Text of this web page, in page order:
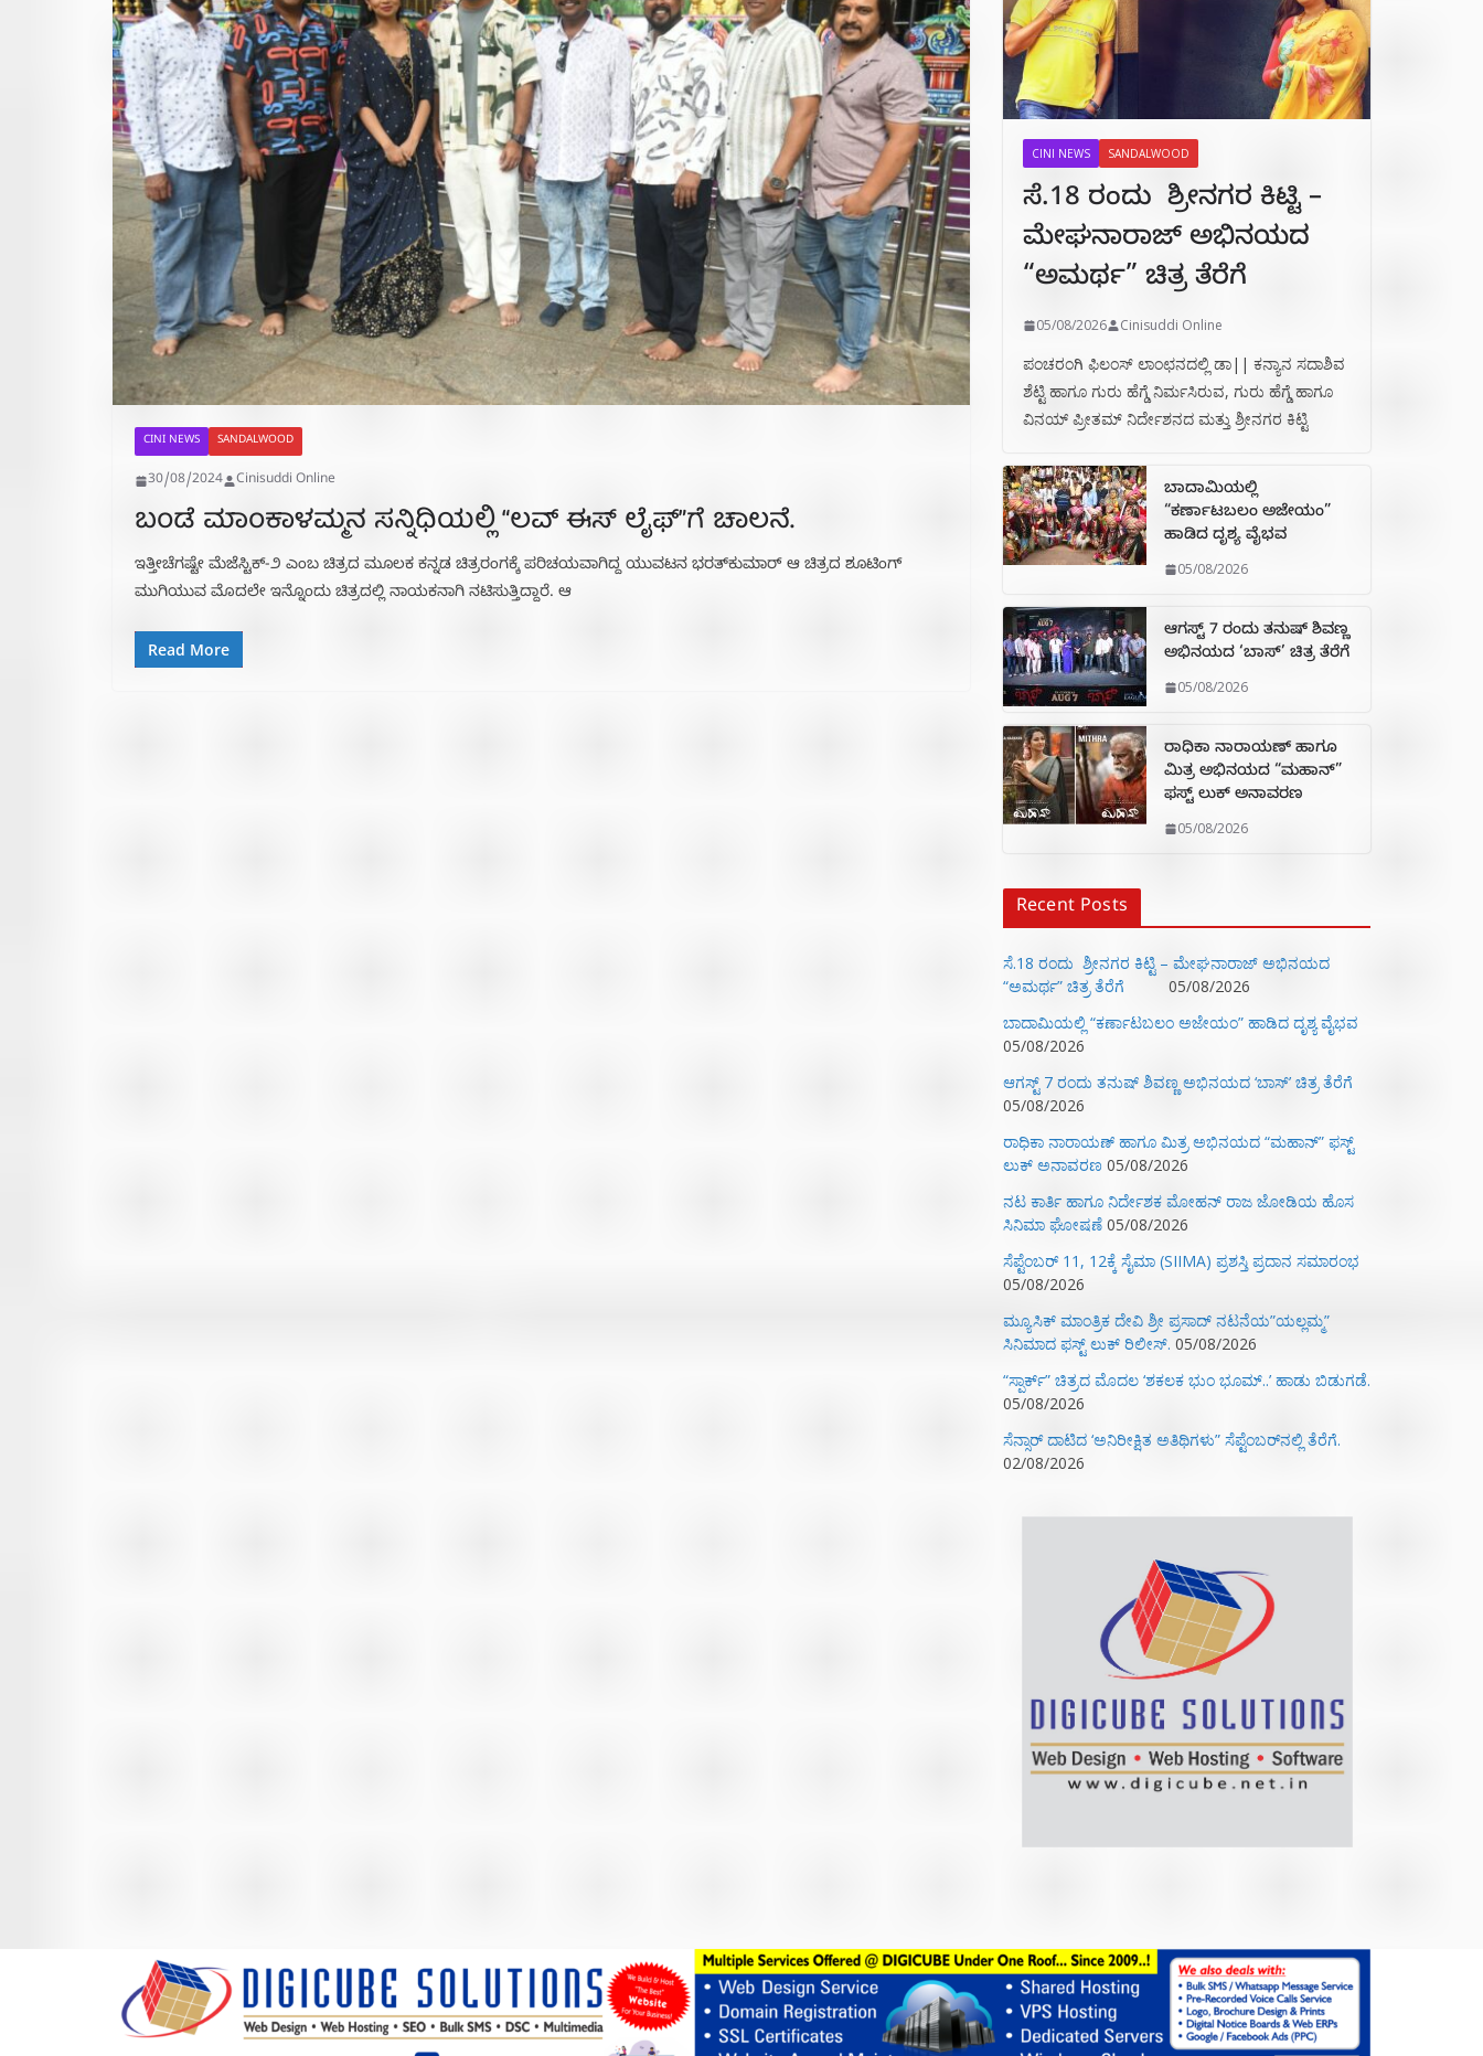
CINI NEWS SANDALWOOD
30/08/2024 Cinisuddi Online
ಬಂಡೆ ಮಾಂಕಾಳಮ್ಮ‌ನ ಸನ್ನಿಧಿಯಲ್ಲಿ “ಲವ್ ಈಸ್ ಲೈಫ್”ಗೆ ಚಾಲನೆ.
ಇತ್ತೀಚೆಗಷ್ಟೇ ಮೆಜೆಸ್ಟಿಕ್-೨ ಎಂಬ ಚಿತ್ರದ ಮೂಲಕ ಕನ್ನಡ ಚಿತ್ರರಂಗಕ್ಕೆ ಪರಿಚಯವಾಗಿದ್ದ ಯುವಟನ ಭರತ್‌ಕುಮಾರ್ ಆ ಚಿತ್ರದ ಶೂಟಿಂಗ್
ಮುಗಿಯುವ ಮೊದಲೇ ಇನ್ನೊಂದು ಚಿತ್ರದಲ್ಲಿ ನಾಯಕನಾಗಿ ನಟಿಸುತ್ತಿದ್ದಾರೆ. ಆ
Read More
CINI NEWS SANDALWOOD
ಸೆ.18 ರಂದು ಶ್ರೀನಗರ ಕಿಟ್ಟಿ –
ಮೇಘನಾರಾಜ್ ಅಭಿನಯದ
“ಅಮರ್ಥ” ಚಿತ್ರ ತೆರೆಗೆ
05/08/2026 Cinisuddi Online
ಪಂಚರಂಗಿ ಫಿಲಂಸ್ ಲಾಂಛನದಲ್ಲಿ ಡಾ|| ಕನ್ಯಾನ ಸದಾಶಿವ
ಶೆಟ್ಟಿ ಹಾಗೂ ಗುರು ಹೆಗ್ಡೆ ನಿರ್ಮಸಿರುವ, ಗುರು ಹೆಗ್ಡೆ ಹಾಗೂ
ವಿನಯ್ ಪ್ರೀತಮ್ ನಿರ್ದೇಶನದ ಮತ್ತು ಶ್ರೀನಗರ ಕಿಟ್ಟಿ
ಬಾದಾಮಿಯಲ್ಲಿ
“ಕರ್ಣಾಟಬಲಂ ಅಜೇಯಂ”
ಹಾಡಿದ ದೃಶ್ಯ ವೈಭವ
05/08/2026
ಆಗಸ್ಟ್ 7 ರಂದು ತನುಷ್ ಶಿವಣ್ಣ
ಅಭಿನಯದ ‘ಬಾಸ್’ ಚಿತ್ರ ತೆರೆಗೆ
05/08/2026
ರಾಧಿಕಾ ನಾರಾಯಣ್ ಹಾಗೂ
ಮಿತ್ರ ಅಭಿನಯದ “ಮಹಾನ್”
ಫಸ್ಟ್ ಲುಕ್ ಅನಾವರಣ
05/08/2026
Recent Posts
ಸೆ.18 ರಂದು ಶ್ರೀನಗರ ಕಿಟ್ಟಿ – ಮೇಘನಾರಾಜ್ ಅಭಿನಯದ
“ಅಮರ್ಥ” ಚಿತ್ರ ತೆರೆಗೆ
05/08/2026
ಬಾದಾಮಿಯಲ್ಲಿ “ಕರ್ಣಾಟಬಲಂ ಅಜೇಯಂ” ಹಾಡಿದ ದೃಶ್ಯ ವೈಭವ
05/08/2026
ಆಗಸ್ಟ್ 7 ರಂದು ತನುಷ್ ಶಿವಣ್ಣ ಅಭಿನಯದ ‘ಬಾಸ್’ ಚಿತ್ರ ತೆರೆಗೆ
05/08/2026
ರಾಧಿಕಾ ನಾರಾಯಣ್ ಹಾಗೂ ಮಿತ್ರ ಅಭಿನಯದ “ಮಹಾನ್” ಫಸ್ಟ್
ಲುಕ್ ಅನಾವರಣ 05/08/2026
ನಟ ಕಾರ್ತಿ ಹಾಗೂ ನಿರ್ದೇಶಕ ಮೋಹನ್ ರಾಜ ಜೋಡಿಯ ಹೊಸ
ಸಿನಿಮಾ ಘೋಷಣೆ 05/08/2026
ಸೆಪ್ಟೆಂಬರ್ 11, 12ಕ್ಕೆ ಸೈಮಾ (SIIMA) ಪ್ರಶಸ್ತಿ ಪ್ರದಾನ ಸಮಾರಂಭ
05/08/2026
ಮ್ಯೂಸಿಕ್‌ ಮಾಂತ್ರಿಕ ದೇವಿ ಶ್ರೀ ಪ್ರಸಾದ್ ನಟನೆಯ”ಯಲ್ಲಮ್ಮ”
ಸಿನಿಮಾದ ಫಸ್ಟ್‌ ಲುಕ್‌ ರಿಲೀಸ್. 05/08/2026
“ಸ್ಪಾರ್ಕ್” ಚಿತ್ರದ ಮೊದಲ‌ ‘ಶಕಲಕ ಭುಂ‌ ಭೂಮ್..’ ಹಾಡು ಬಿಡುಗಡೆ.
05/08/2026
ಸೆನ್ಸಾರ್ ದಾಟಿದ ‘ಅನಿರೀಕ್ಷಿತ ಅತಿಥಿಗಳು” ಸೆಪ್ಟೆಂಬರ್‌ನಲ್ಲಿ ತೆರೆಗೆ.
02/08/2026